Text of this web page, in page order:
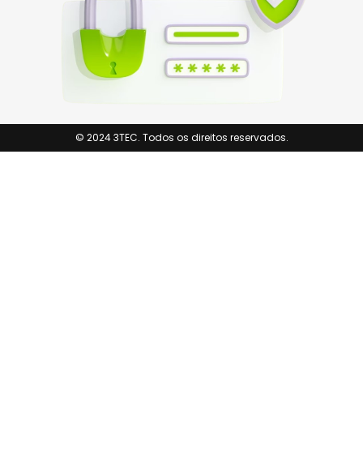
© 2024 3TEC. Todos os direitos reservados.